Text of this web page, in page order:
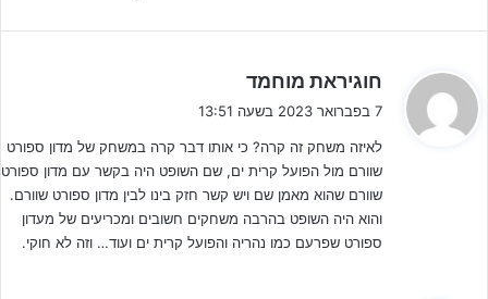
שהגיע לידיעת אתר ג'וניורליג מתאר שיבוץ לכאורה תמוה,
בו האיגוד שיבץ שופט למשחק ליגה מכריע בין שתי קבוצות הנאבקות על
האליפות, כאשר לשופט המשחק לכאורה יש/היה קשרי עבודה וחברות
עם אחד הצדדים.
חוגיראת מוחמד
ב
:
7 בפברואר 2023 בשעה 13:51
לאיזה משחק זה קרה? כי אותו דבר קרה במשחק של מדון ספורט
שוורם מול הפועל קרית ים, שם השופט היה בקשר עם מדון ספורט
שוורם שהוא מאמן שם ויש קשר חזק בינו לבין מדון ספורט שוורם.
והוא היה השופט בהרבה משחקים חשובים ומכריעים של מעדון
ספורט שפרעם כמו נהריה והפועל קרית ים ועוד… וזה לא חוקי.